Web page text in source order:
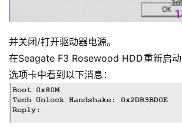
并关闭/打开驱动器电源。
在Seagate F3 Rosewood HDD重新启动
选项卡中看到以下消息：